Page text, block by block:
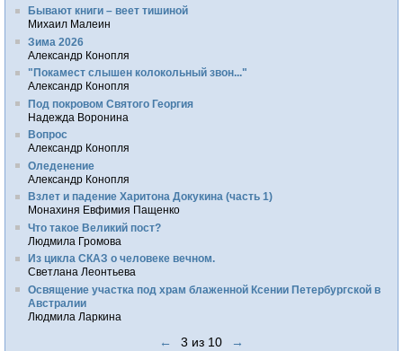
Бывают книги – веет тишиной
Михаил Малеин
Зима 2026
Александр Конопля
"Покамест слышен колокольный звон..."
Александр Конопля
Под покровом Святого Георгия
Надежда Воронина
Вопрос
Александр Конопля
Оледенение
Александр Конопля
Взлет и падение Харитона Докукина (часть 1)
Монахиня Евфимия Пащенко
Что такое Великий пост?
Людмила Громова
Из цикла СКАЗ о человеке вечном.
Светлана Леонтьева
Освящение участка под храм блаженной Ксении Петербургской в
Австралии
Людмила Ларкина
← 3 из 10 →